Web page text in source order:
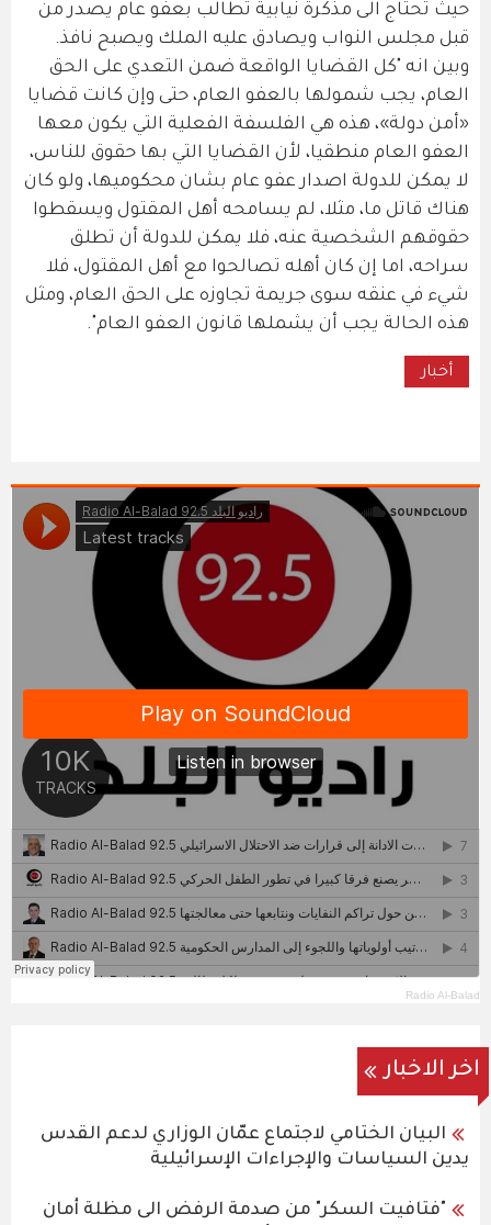
حيث تحتاج الى مذكرة نيابية تطالب بعفو عام يصدر من
قبل مجلس النواب ويصادق عليه الملك ويصبح نافذ.
وبين انه "كل القضايا الواقعة ضمن التعدي على الحق
العام، يجب شمولها بالعفو العام، حتى وإن كانت قضايا
«أمن دولة»، هذه هي الفلسفة الفعلية التي يكون معها
العفو العام منطقيا، لأن القضايا التي بها حقوق للناس،
لا يمكن للدولة اصدار عفو عام بشان محكوميها، ولو كان
هناك قاتل ما، مثلا، لم يسامحه أهل المقتول ويسقطوا
حقوقهم الشخصية عنه، فلا يمكن للدولة أن تطلق
سراحه، اما إن كان أهله تصالحوا مع أهل المقتول، فلا
شيء في عنقه سوى جريمة تجاوزه على الحق العام، ومثل
هذه الحالة يجب أن يشملها قانون العفو العام".
أخبار
Radio Al-Balad
اخر الاخبار
البيان الختامي لاجتماع عمّان الوزاري لدعم القدس
يدين السياسات والإجراءات الإسرائيلية
"فتافيت السكر" من صدمة الرفض الى مظلة أمان